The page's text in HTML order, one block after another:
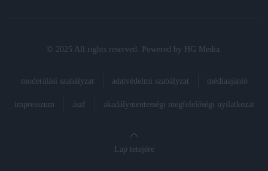
© 2025 All rights reserved. Powered by HG Media
moderálási szabályzat adatvédelmi szabályzat médiaajánló
impresszum ászf akadálymentességi megfelelőségi nyilatkozat
Lap tetejére